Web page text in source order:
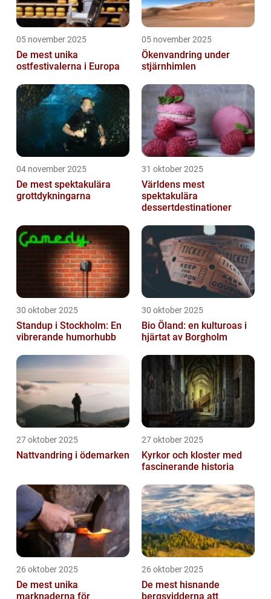
05 november 2025
De mest unika
ostfestivalerna i Europa
05 november 2025
Ökenvandring under
stjärnhimlen
04 november 2025
De mest spektakulära
grottdykningarna
31 oktober 2025
Världens mest
spektakulära
dessertdestinationer
30 oktober 2025
Standup i Stockholm: En
vibrerande humorhubb
30 oktober 2025
Bio Öland: en kulturoas i
hjärtat av Borgholm
27 oktober 2025
Nattvandring i ödemarken
27 oktober 2025
Kyrkor och kloster med
fascinerande historia
26 oktober 2025
De mest unika
marknaderna för
26 oktober 2025
De mest hisnande
bergsvidderna att